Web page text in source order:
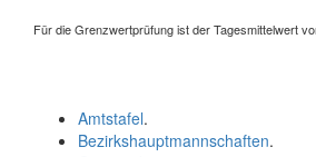
Für die Grenzwertprüfung ist der Tagesmittelwert
Amtstafel.
Bezirkshauptmannschaften.